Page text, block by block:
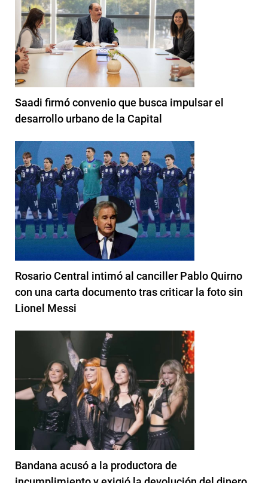
Saadi firmó convenio que busca impulsar el
desarrollo urbano de la Capital
Rosario Central intimó al canciller Pablo Quirno
con una carta documento tras criticar la foto sin
Lionel Messi
Bandana acusó a la productora de